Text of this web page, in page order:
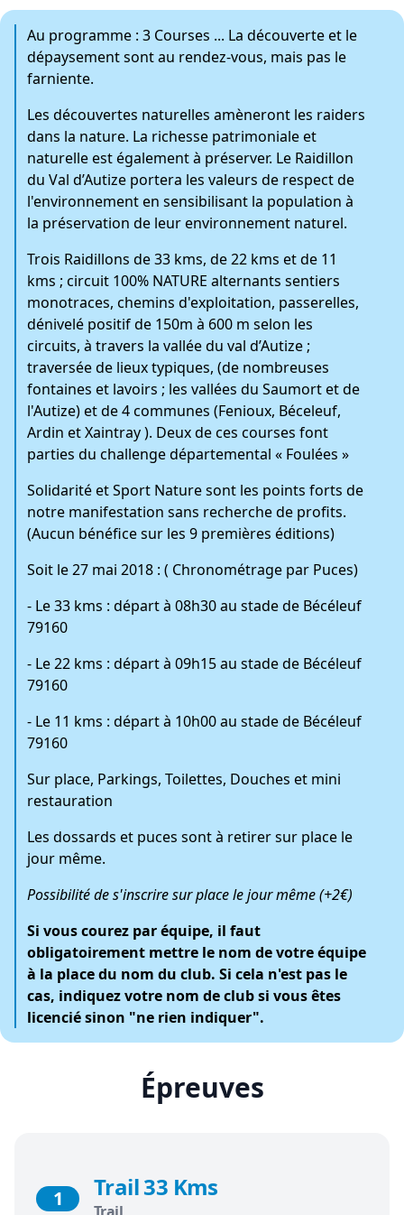
Au programme : 3 Courses ... La découverte et le
dépaysement sont au rendez-vous, mais pas le
farniente.
Les découvertes naturelles amèneront les raiders
dans la nature. La richesse patrimoniale et
naturelle est également à préserver. Le Raidillon
du Val d’Autize portera les valeurs de respect de
l'environnement en sensibilisant la population à
la préservation de leur environnement naturel.
Trois Raidillons de 33 kms, de 22 kms et de 11
kms ; circuit 100% NATURE alternants sentiers
monotraces, chemins d'exploitation, passerelles,
dénivelé positif de 150m à 600 m selon les
circuits, à travers la vallée du val d’Autize ;
traversée de lieux typiques, (de nombreuses
fontaines et lavoirs ; les vallées du Saumort et de
l'Autize) et de 4 communes (Fenioux, Béceleuf,
Ardin et Xaintray ). Deux de ces courses font
parties du challenge départemental « Foulées »
Solidarité et Sport Nature sont les points forts de
notre manifestation sans recherche de profits.
(Aucun bénéfice sur les 9 premières éditions)
Soit le 27 mai 2018 : ( Chronométrage par Puces)
- Le 33 kms : départ à 08h30 au stade de Bécéleuf
79160
- Le 22 kms : départ à 09h15 au stade de Bécéleuf
79160
- Le 11 kms : départ à 10h00 au stade de Bécéleuf
79160
Sur place, Parkings, Toilettes, Douches et mini
restauration
Les dossards et puces sont à retirer sur place le
jour même.
Possibilité de s'inscrire sur place le jour même (+2€)
Si vous courez par équipe, il faut
obligatoirement mettre le nom de votre équipe
à la place du nom du club. Si cela n'est pas le
cas, indiquez votre nom de club si vous êtes
licencié sinon "ne rien indiquer".
Épreuves
1 Trail 33 Kms